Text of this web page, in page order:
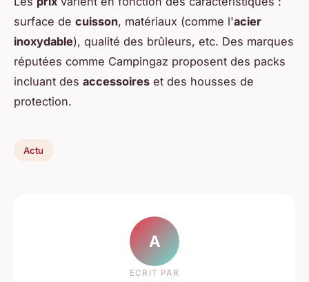
surface de cuisson, matériaux (comme l'acier
inoxydable), qualité des brûleurs, etc. Des marques
réputées comme Campingaz proposent des packs
incluant des accessoires et des housses de
protection.
Actu
A
ECRIT PAR